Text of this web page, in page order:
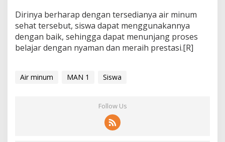
Dirinya berharap dengan tersedianya air minum
sehat tersebut, siswa dapat menggunakannya
dengan baik, sehingga dapat menunjang proses
belajar dengan nyaman dan meraih prestasi.[R]
Air minum MAN 1 Siswa
Follow Us